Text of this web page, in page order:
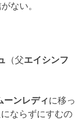
ない。
（父エイシンフ
ーンレディに移っ
ならずにすむの